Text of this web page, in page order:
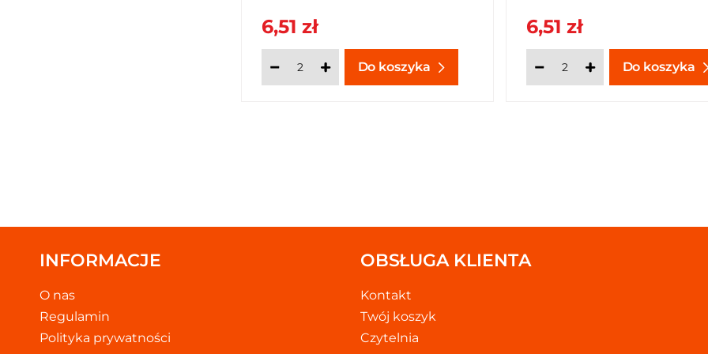
6,51 zł
Do koszyka
6,51 zł
Do koszyka
INFORMACJE
O nas
Regulamin
Polityka prywatności
OBSŁUGA KLIENTA
Kontakt
Twój koszyk
Czytelnia